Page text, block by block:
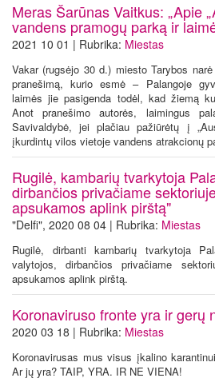
Meras Šarūnas Vaitkus: „Apie
vandens pramogų parką ir
2021 10 01 | Rubrika: Miestas
Vakar (rugsėjo 30 d.) miesto Tarybos
pranešimą, kurio esmė – Palangoje
laimės jie pasigenda todėl, kad žiemą
Anot pranešimo autorės, laimingus
Savivaldybė, jei plačiau pažiūrėtų į
įkurdintų vilos vietoje vandens atrakcionų
Rugilė, kambarių tvarkytoja
dirbančios privačiame
apsukamos aplink pirštą"
"Delfi", 2020 08 04 | Rubrika: Miestas
Rugilė, dirbanti kambarių tvarkytoja
valytojos, dirbančios privačiame
apsukamos aplink pirštą.
Koronaviruso fronte yra ir gerų
2020 03 18 | Rubrika: Miestas
Koronavirusas mus visus įkalino
Ar jų yra? TAIP, YRA. IR NE VIENA!